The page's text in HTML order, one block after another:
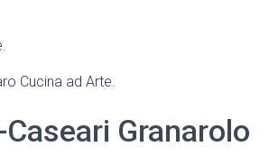
.
Cucina ad Arte.
Granarolo